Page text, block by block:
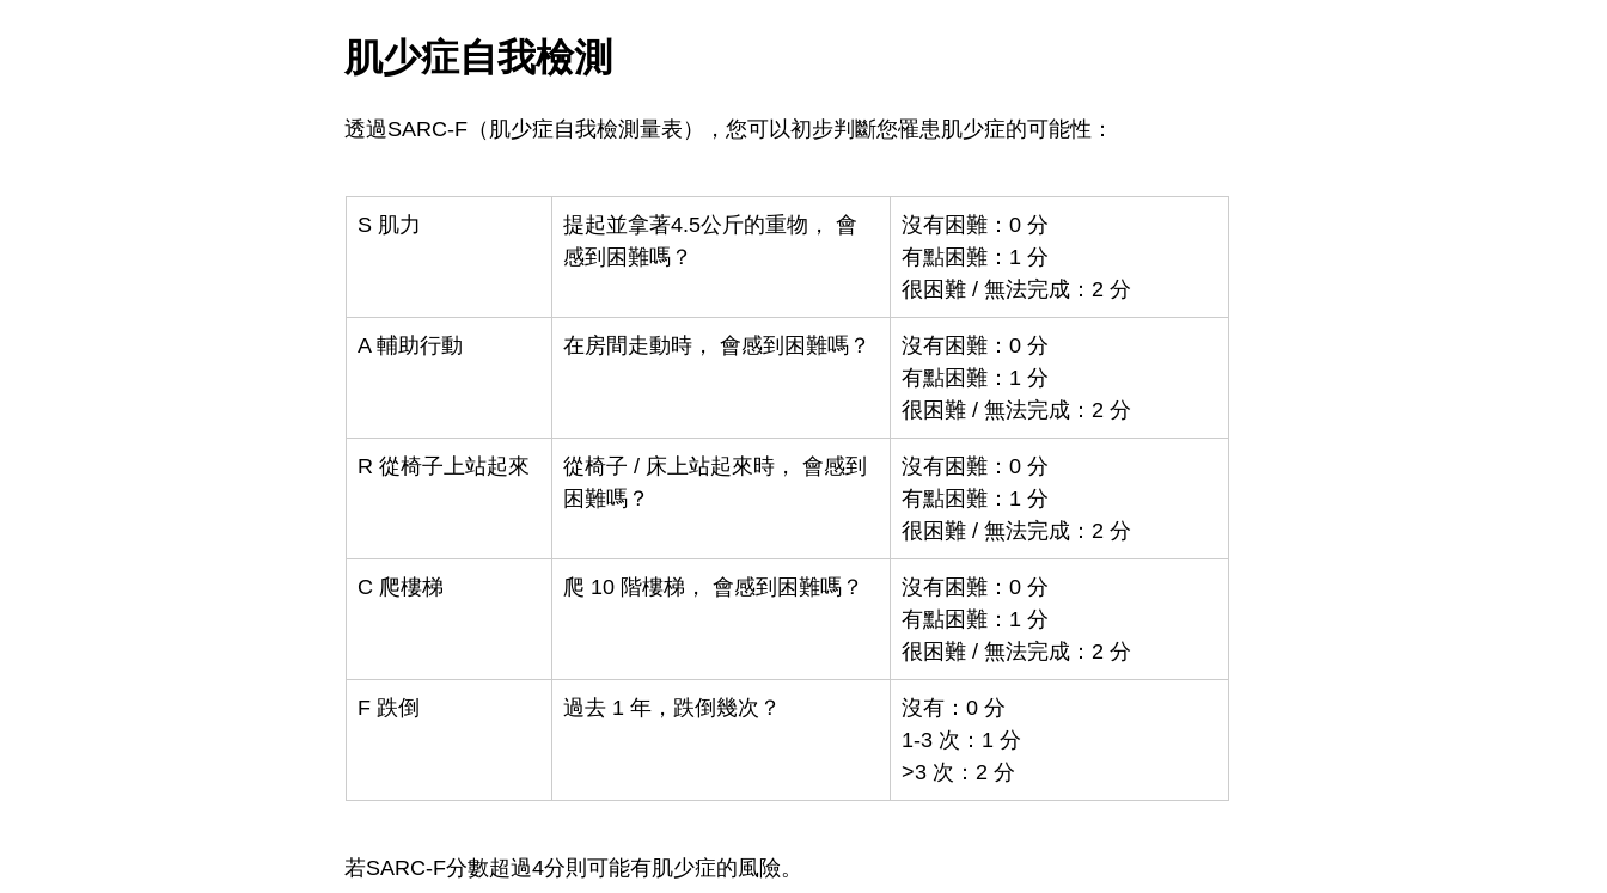
肌少症自我檢測
透過SARC-F（肌少症自我檢測量表），您可以初步判斷您罹患肌少症的可能性：
S 肌力
提起並拿著4.5公斤的重物， 會
感到困難嗎？
沒有困難：0 分
有點困難：1 分
很困難 / 無法完成：2 分
A 輔助行動 在房間走動時， 會感到困難嗎？
沒有困難：0 分
有點困難：1 分
很困難 / 無法完成：2 分
R 從椅子上站起來
從椅子 / 床上站起來時， 會感到
困難嗎？
沒有困難：0 分
有點困難：1 分
很困難 / 無法完成：2 分
C 爬樓梯 爬 10 階樓梯， 會感到困難嗎？
沒有困難：0 分
有點困難：1 分
很困難 / 無法完成：2 分
F 跌倒 過去 1 年，跌倒幾次？
沒有：0 分
1-3 次：1 分
>3 次：2 分
若SARC-F分數超過4分則可能有肌少症的風險。